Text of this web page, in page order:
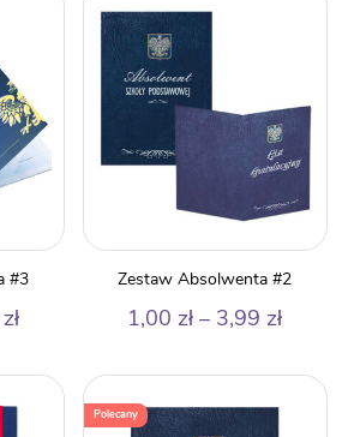
#3
złZakres
od
1,00 zł
Zestaw Absolwenta #2
1,00 zł – 3,99 zł
od
1,00
Polecany